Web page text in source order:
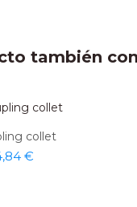
también
collet
€